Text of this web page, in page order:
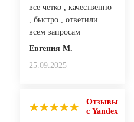
все четко , качественно
, быстро , ответили
всем запросам
Евгения М.
25.09.2025
Отзывы
с Yandex